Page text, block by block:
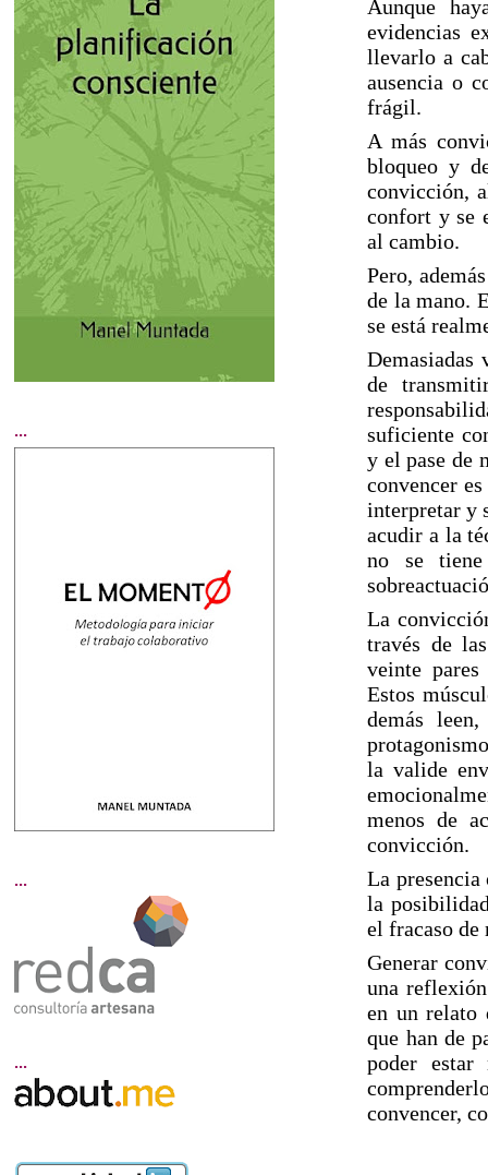
Aunque
evidencias
llevarlo a
ausencia o
frágil.
A más
bloqueo y
convicción,
confort y se
al cambio.
Pero,
de la mano.
se está
Demasiadas
de
suficiente
y el pase de
convencer
interpretar y
acudir a la
no se
La
través de
veinte pares
Estos
demás
la valide
menos de
convicción.
La
la
el fracaso de
Generar
una
en un relato
que han de
poder
convencer,
...
...
...